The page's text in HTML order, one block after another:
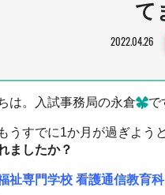
て
2022.04.26
は。入試事務局の永倉 で
うすでに1か月が過ぎよう
ましたか？
祉専門学校 看護通信教育科